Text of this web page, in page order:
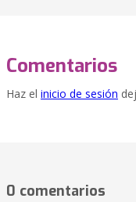
Comentarios
Haz el inicio de sesión
0 comentarios